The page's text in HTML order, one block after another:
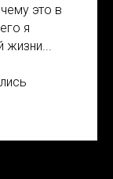
это в
я
жизни...